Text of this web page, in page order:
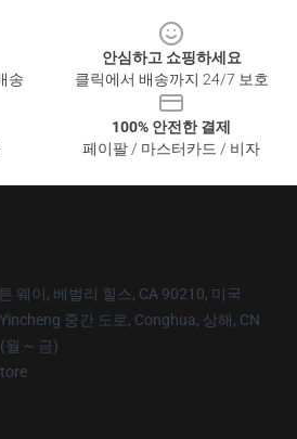
송
안심하고 쇼핑하세요
클릭에서 배송까지 24/7 보호
100% 안전한 결제
페이팔 / 마스터카드 / 비자
웨이, 베벌리 힐스, CA 90210, 미국
중간 도로, Conghua, 상해, CN
월 ~ 금)